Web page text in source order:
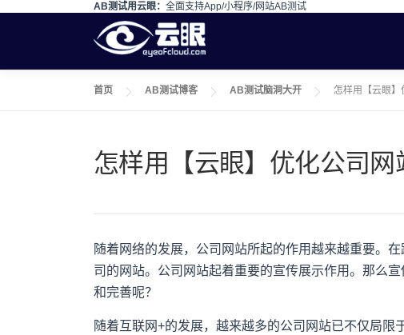
AB测试用云眼： 全面支持App/小程序/网站AB测试
首页 AB测试博客 AB测试脑洞大开 怎样用【云眼】
怎样用【云眼】优化公司网
随着网络的发展，公司网站所起的作用越来越重要。
司的网站。公司网站起着重要的宣传展示作用。那么
和完善呢？
随着互联网+的发展，越来越多的公司网站已不仅局